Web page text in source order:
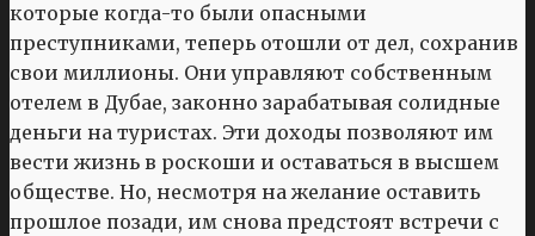
которые когда-то были опасными
преступниками, теперь отошли от дел, сохранив
свои миллионы. Они управляют собственным
отелем в Дубае, законно зарабатывая солидные
деньги на туристах. Эти доходы позволяют им
вести жизнь в роскоши и оставаться в высшем
обществе. Но, несмотря на желание оставить
прошлое позади, им снова предстоят встречи с